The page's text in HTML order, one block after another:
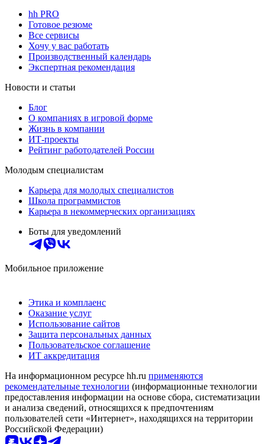
hh PRO
Готовое резюме
Все сервисы
Хочу у вас работать
Производственный календарь
Экспертная рекомендация
Новости и статьи
Блог
О компаниях в игровой форме
Жизнь в компании
ИТ-проекты
Рейтинг работодателей России
Молодым специалистам
Карьера для молодых специалистов
Школа программистов
Карьера в некоммерческих организациях
Боты для уведомлений
Мобильное приложение
Этика и комплаенс
Оказание услуг
Использование сайтов
Защита персональных данных
Пользовательское соглашение
ИТ аккредитация
На информационном ресурсе hh.ru применяются
рекомендательные технологии (информационные технологии
предоставления информации на основе сбора, систематизации
и анализа сведений, относящихся к предпочтениям
пользователей сети «Интернет», находящихся на территории
Российской Федерации)